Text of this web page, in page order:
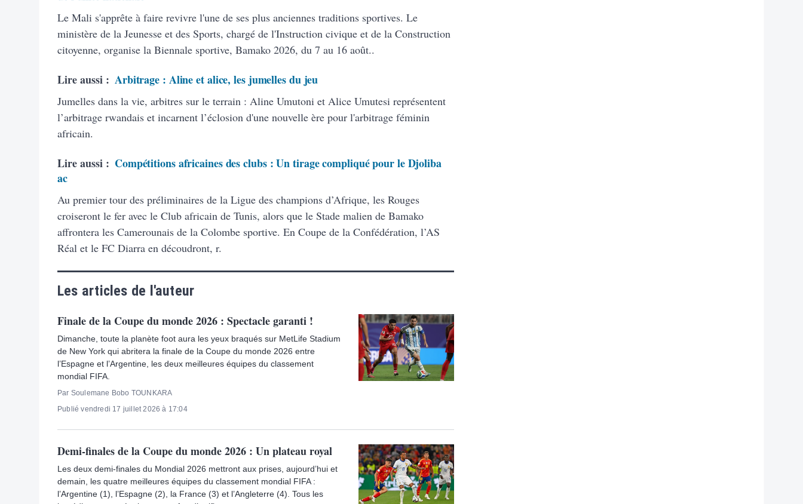
Le Mali s'apprête à faire revivre l'une de ses plus anciennes traditions sportives. Le
ministère de la Jeunesse et des Sports, chargé de l'Instruction civique et de la Construction
citoyenne, organise la Biennale sportive, Bamako 2026, du 7 au 16 août..
Lire aussi : Arbitrage : Aline et alice, les jumelles du jeu
Jumelles dans la vie, arbitres sur le terrain : Aline Umutoni et Alice Umutesi représentent
l’arbitrage rwandais et incarnent l’éclosion d'une nouvelle ère pour l'arbitrage féminin
africain.
Lire aussi : Compétitions africaines des clubs : Un tirage compliqué pour le Djoliba
ac
Au premier tour des préliminaires de la Ligue des champions d’Afrique, les Rouges
croiseront le fer avec le Club africain de Tunis, alors que le Stade malien de Bamako
affrontera les Camerounais de la Colombe sportive. En Coupe de la Confédération, l’AS
Réal et le FC Diarra en découdront, r.
Les articles de l'auteur
Finale de la Coupe du monde 2026 : Spectacle garanti !
Dimanche, toute la planète foot aura les yeux braqués sur MetLife Stadium
de New York qui abritera la finale de la Coupe du monde 2026 entre
l’Espagne et l’Argentine, les deux meilleures équipes du classement
mondial FIFA.
Par Soulemane Bobo TOUNKARA
Publié vendredi 17 juillet 2026 à 17:04
Demi-finales de la Coupe du monde 2026 : Un plateau royal
Les deux demi-finales du Mondial 2026 mettront aux prises, aujourd’hui et
demain, les quatre meilleures équipes du classement mondial FIFA :
l’Argentine (1), l’Espagne (2), la France (3) et l’Angleterre (4). Tous les